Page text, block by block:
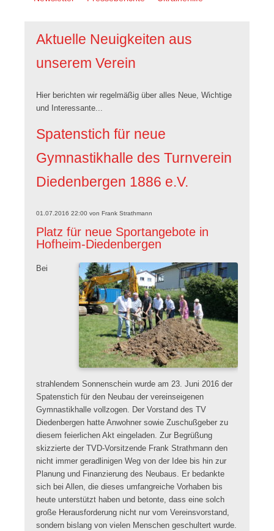
Aktuelle Neuigkeiten aus
unserem Verein
Hier berichten wir regelmäßig über alles Neue, Wichtige
und Interessante...
Spatenstich für neue
Gymnastikhalle des Turnverein
Diedenbergen 1886 e.V.
01.07.2016 22:00von Frank Strathmann
Platz für neue Sportangebote in
Hofheim-Diedenbergen
Bei
strahlendem Sonnenschein wurde am 23. Juni 2016 der
Spatenstich für den Neubau der vereinseigenen
Gymnastikhalle vollzogen. Der Vorstand des TV
Diedenbergen hatte Anwohner sowie Zuschußgeber zu
diesem feierlichen Akt eingeladen. Zur Begrüßung
skizzierte der TVD-Vorsitzende Frank Strathmann den
nicht immer geradlinigen Weg von der Idee bis hin zur
Planung und Finanzierung des Neubaus. Er bedankte
sich bei Allen, die dieses umfangreiche Vorhaben bis
heute unterstützt haben und betonte, dass eine solch
große Herausforderung nicht nur vom Vereinsvorstand,
sondern bislang von vielen Menschen geschultert wurde.